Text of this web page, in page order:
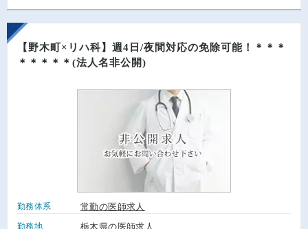
【野木町×リハ科】週4日/夜間対応の免除可能！＊＊＊
＊＊＊＊＊(法人名非公開)
勤務体系 常勤の医師求人
勤務地 栃木県の医師求人